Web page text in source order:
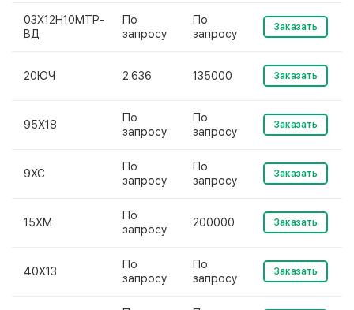
03Х12Н10МТР-
ВД
По
запросу
По
запросу
Заказать
20ЮЧ 2.636 135000 Заказать
95Х18
По
запросу
По
запросу
Заказать
9ХС
По
запросу
По
запросу
Заказать
15ХМ
По
запросу
200000 Заказать
40Х13
По
запросу
По
запросу
Заказать